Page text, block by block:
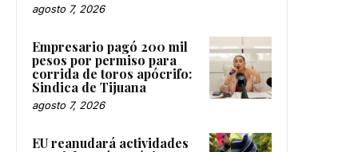
agosto 7, 2026
Empresario pagó 200 mil
pesos por permiso para
corrida de toros apócrifo:
Sindica de Tijuana
agosto 7, 2026
EU reanudará actividades